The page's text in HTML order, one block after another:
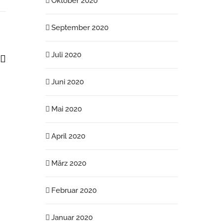
E-
September 2020
Juli 2020
Juni 2020
Mai 2020
April 2020
März 2020
Februar 2020
Januar 2020